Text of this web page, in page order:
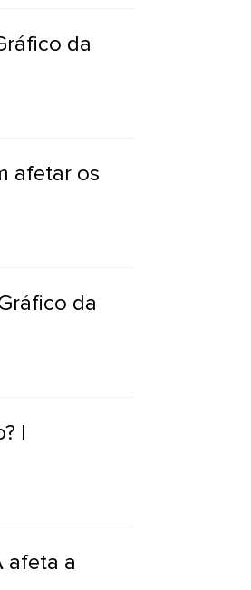
da
afetar os
da
|
afeta a